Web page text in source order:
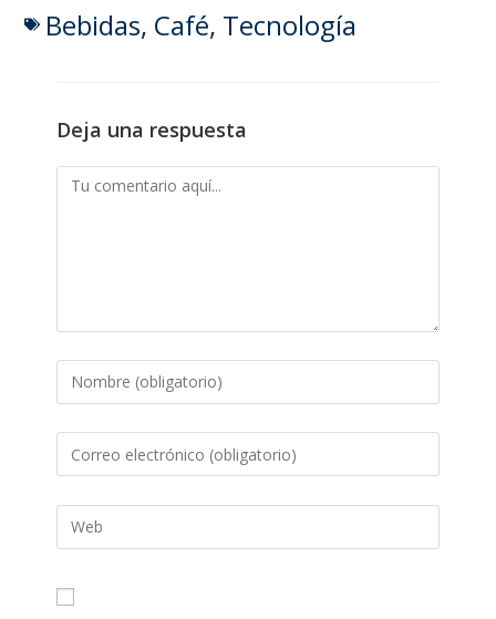
Bebidas, Café, Tecnología
Deja una respuesta